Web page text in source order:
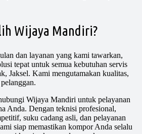
Wijaya Mandiri?
dan layanan yang kami tawarkan,
tepat untuk semua kebutuhan servis
Jaksel. Kami mengutamakan kualitas,
Wijaya Mandiri untuk pelayanan
Anda. Dengan teknisi profesional,
suku cadang asli, dan pelayanan
siap memastikan kompor Anda selalu